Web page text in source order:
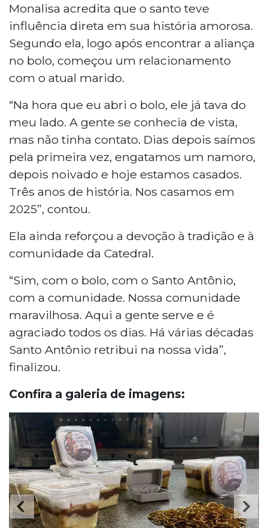
Monalisa acredita que o santo teve
influência direta em sua história amorosa.
Segundo ela, logo após encontrar a aliança
no bolo, começou um relacionamento
com o atual marido.
“Na hora que eu abri o bolo, ele já tava do
meu lado. A gente se conhecia de vista,
mas não tinha contato. Dias depois saímos
pela primeira vez, engatamos um namoro,
depois noivado e hoje estamos casados.
Três anos de história. Nos casamos em
2025”, contou.
Ela ainda reforçou a devoção à tradição e à
comunidade da Catedral.
“Sim, com o bolo, com o Santo Antônio,
com a comunidade. Nossa comunidade
maravilhosa. Aqui a gente serve e é
agraciado todos os dias. Há várias décadas
Santo Antônio retribui na nossa vida”,
finalizou.
Confira a galeria de imagens: